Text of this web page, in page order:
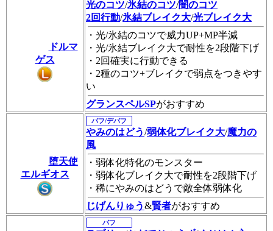
ドルマ
ゲス
光のコツ/氷結のコツ/闇のコツ
2回行動/氷結ブレイク大/光ブレイク大
・光/氷結のコツで威力UP+MP半減
・光/氷結ブレイク大で耐性を2段階下げ
・2回確実に行動できる
・2種のコツ+ブレイクで弱点をつきやす
い
グランスペルSPがおすすめ
堕天使
エルギオス
バフ/デバフ
やみのはどう/弱体化ブレイク大/魔力の
風
・弱体化特化のモンスター
・弱体化ブレイク大で耐性を2段階下げ
・稀にやみのはどうで敵全体弱体化
じげんりゅう&賢者がおすすめ
バフ